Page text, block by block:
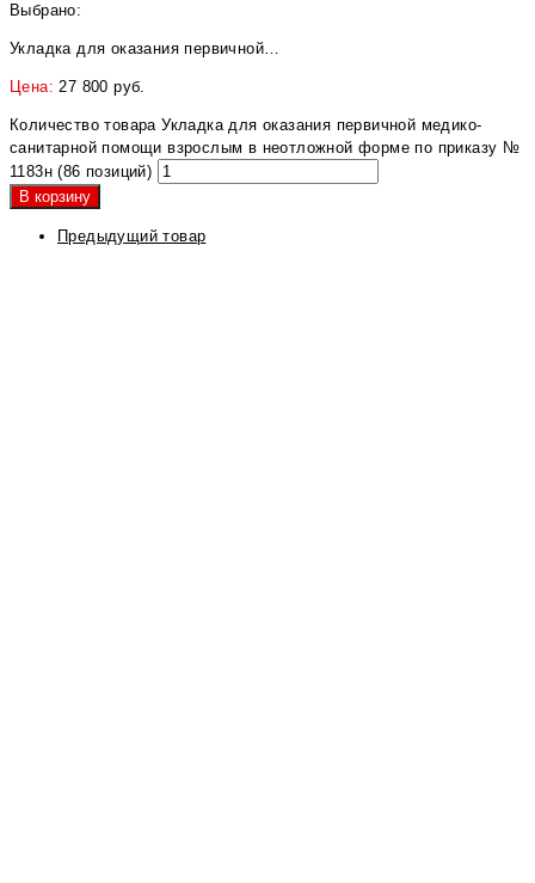
Выбрано:
Укладка для оказания первичной…
Цена:27 800 руб.
Количество товара Укладка для оказания первичной медико-
санитарной помощи взрослым в неотложной форме по приказу №
1183н (86 позиций)
В корзину
Предыдущий товар